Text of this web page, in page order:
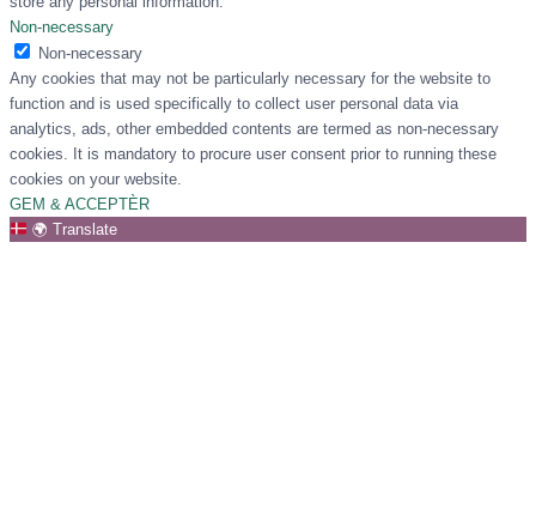
Non-necessary
Non-necessary
Any cookies that may not be particularly necessary for the website to
function and is used specifically to collect user personal data via
analytics, ads, other embedded contents are termed as non-necessary
cookies. It is mandatory to procure user consent prior to running these
cookies on your website.
GEM & ACCEPTÈR
🌍 Translate